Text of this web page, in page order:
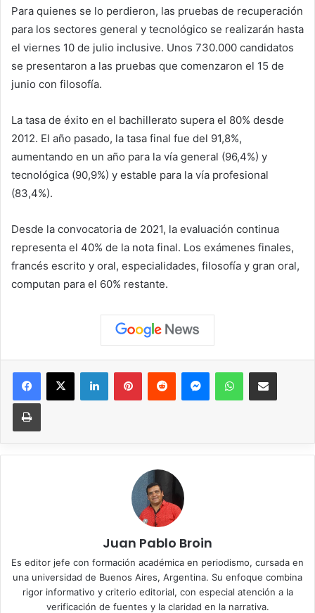
Para quienes se lo perdieron, las pruebas de recuperación
para los sectores general y tecnológico se realizarán hasta
el viernes 10 de julio inclusive. Unos 730.000 candidatos
se presentaron a las pruebas que comenzaron el 15 de
junio con filosofía.
La tasa de éxito en el bachillerato supera el 80% desde
2012. El año pasado, la tasa final fue del 91,8%,
aumentando en un año para la vía general (96,4%) y
tecnológica (90,9%) y estable para la vía profesional
(83,4%).
Desde la convocatoria de 2021, la evaluación continua
representa el 40% de la nota final. Los exámenes finales,
francés escrito y oral, especialidades, filosofía y gran oral,
computan para el 60% restante.
Facebook
X LinkedInPinterestReddit MessengerWhatsAppCompartir vía correo
Imprimir
Juan Pablo Broin
Es editor jefe con formación académica en periodismo, cursada en
una universidad de Buenos Aires, Argentina. Su enfoque combina
rigor informativo y criterio editorial, con especial atención a la
verificación de fuentes y la claridad en la narrativa.